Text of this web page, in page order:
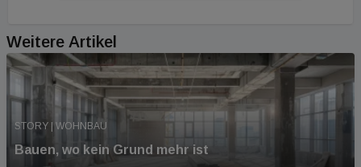
Weitere Artikel
STORY | WOHNBAU
Bauen, wo kein Grund mehr ist